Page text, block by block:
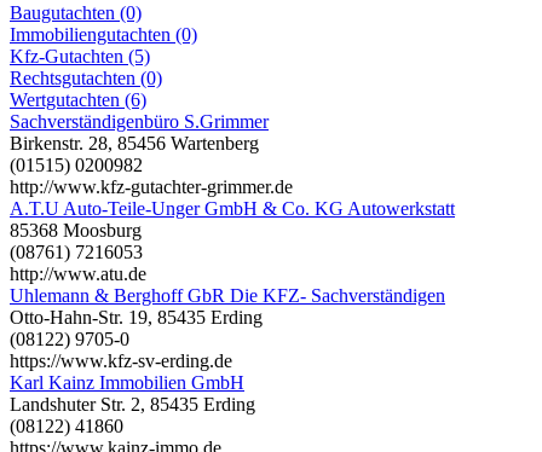
Baugutachten (0)
Immobiliengutachten (0)
Kfz-Gutachten (5)
Rechtsgutachten (0)
Wertgutachten (6)
Sachverständigenbüro S.Grimmer
Birkenstr. 28, 85456 Wartenberg
(01515) 0200982
http://www.kfz-gutachter-grimmer.de
A.T.U Auto-Teile-Unger GmbH & Co. KG Autowerkstatt
85368 Moosburg
(08761) 7216053
http://www.atu.de
Uhlemann & Berghoff GbR Die KFZ- Sachverständigen
Otto-Hahn-Str. 19, 85435 Erding
(08122) 9705-0
https://www.kfz-sv-erding.de
Karl Kainz Immobilien GmbH
Landshuter Str. 2, 85435 Erding
(08122) 41860
https://www.kainz-immo.de